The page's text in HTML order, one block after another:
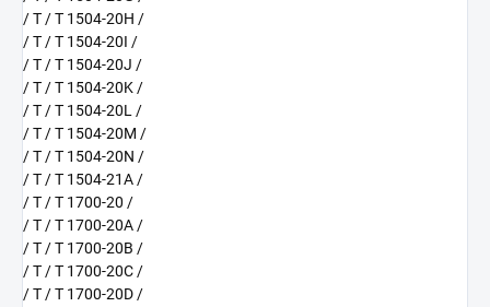
/ T / T 1504-20H /
/ T / T 1504-20I /
/ T / T 1504-20J /
/ T / T 1504-20K /
/ T / T 1504-20L /
/ T / T 1504-20M /
/ T / T 1504-20N /
/ T / T 1504-21A /
/ T / T 1700-20 /
/ T / T 1700-20A /
/ T / T 1700-20B /
/ T / T 1700-20C /
/ T / T 1700-20D /